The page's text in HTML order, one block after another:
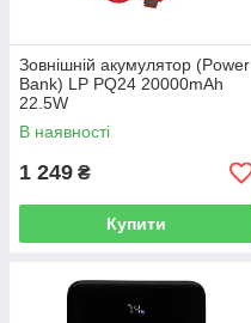
Зовнішній акумулятор (Power
Bank) LP PQ24 20000mAh
22.5W
В наявності
1 249 ₴
Купити